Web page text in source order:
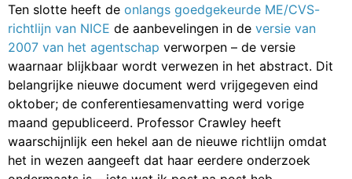
Ten slotte heeft de onlangs goedgekeurde ME/CVS-
richtlijn van NICE de aanbevelingen in de versie van
2007 van het agentschap verworpen – de versie
waarnaar blijkbaar wordt verwezen in het abstract. Dit
belangrijke nieuwe document werd vrijgegeven eind
oktober; de conferentiesamenvatting werd vorige
maand gepubliceerd. Professor Crawley heeft
waarschijnlijk een hekel aan de nieuwe richtlijn omdat
het in wezen aangeeft dat haar eerdere onderzoek